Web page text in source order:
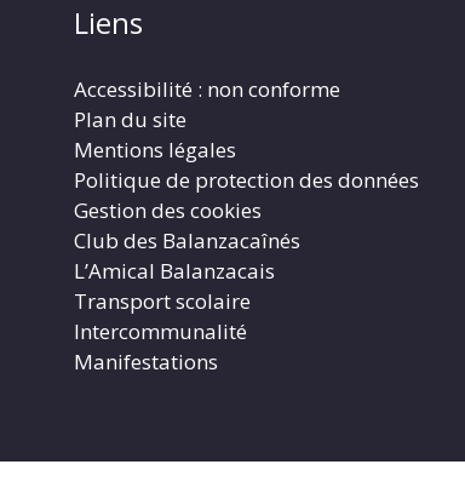
Liens
Accessibilité : non conforme
Plan du site
Mentions légales
Politique de protection des données
Gestion des cookies
Club des Balanzacaînés
L’Amical Balanzacais
Transport scolaire
Intercommunalité
Manifestations